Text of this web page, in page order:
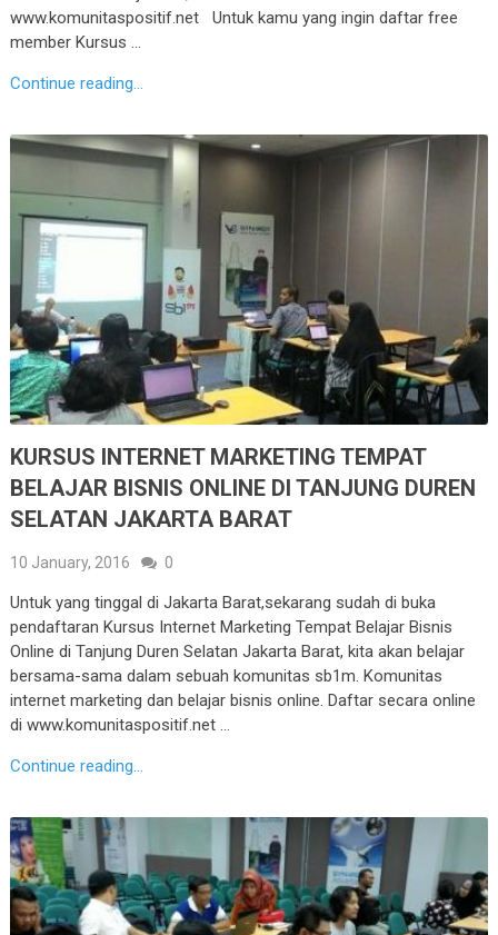
www.komunitaspositif.net Untuk kamu yang ingin daftar free
member Kursus …
Continue reading...
KURSUS INTERNET MARKETING TEMPAT
BELAJAR BISNIS ONLINE DI TANJUNG DUREN
SELATAN JAKARTA BARAT
10 January, 2016 0
Untuk yang tinggal di Jakarta Barat,sekarang sudah di buka
pendaftaran Kursus Internet Marketing Tempat Belajar Bisnis
Online di Tanjung Duren Selatan Jakarta Barat, kita akan belajar
bersama-sama dalam sebuah komunitas sb1m. Komunitas
internet marketing dan belajar bisnis online. Daftar secara online
di www.komunitaspositif.net …
Continue reading...